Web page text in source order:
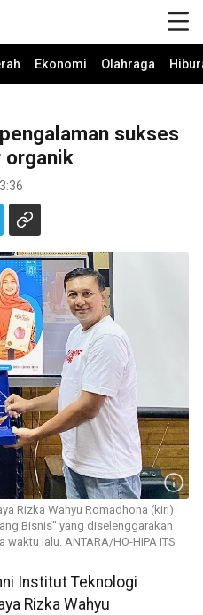
Ekonomi Olahraga
sukses
organik
Rizka Wahyu Romadhona (kiri)
Bisnis" yang diselenggarakan
waktu lalu. ANTARA/HO-HIPA ITS
Institut Teknologi
Rizka Wahyu